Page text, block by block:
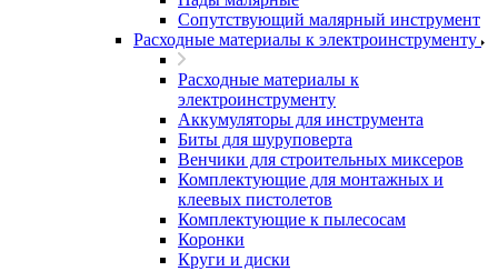
Сопутствующий малярный инструмент
Расходные материалы к электроинструменту
Расходные материалы к
электроинструменту
Аккумуляторы для инструмента
Биты для шуруповерта
Венчики для строительных миксеров
Комплектующие для монтажных и
клеевых пистолетов
Комплектующие к пылесосам
Коронки
Круги и диски